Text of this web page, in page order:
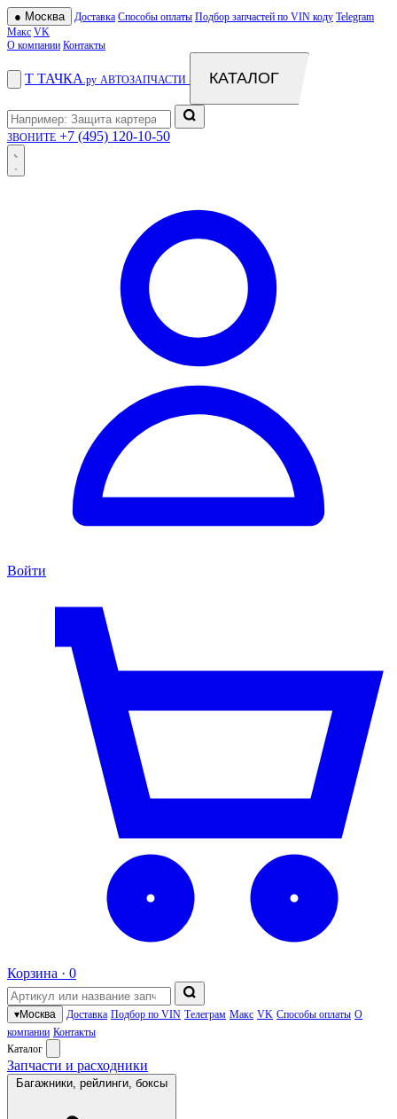
● Москва Доставка Способы оплаты Подбор запчастей по VIN коду Telegram
Макс VK
О компании Контакты
Т ТАЧКА .ру АВТОЗАПЧАСТИ КАТАЛОГ
ЗВОНИТЕ +7 (495) 120-10-50
Войти
Корзина · 0
▾Москва Доставка Подбор по VIN Телеграм Макс VK Способы оплаты О
компании Контакты
Каталог
Запчасти и расходники
Багажники, рейлинги, боксы